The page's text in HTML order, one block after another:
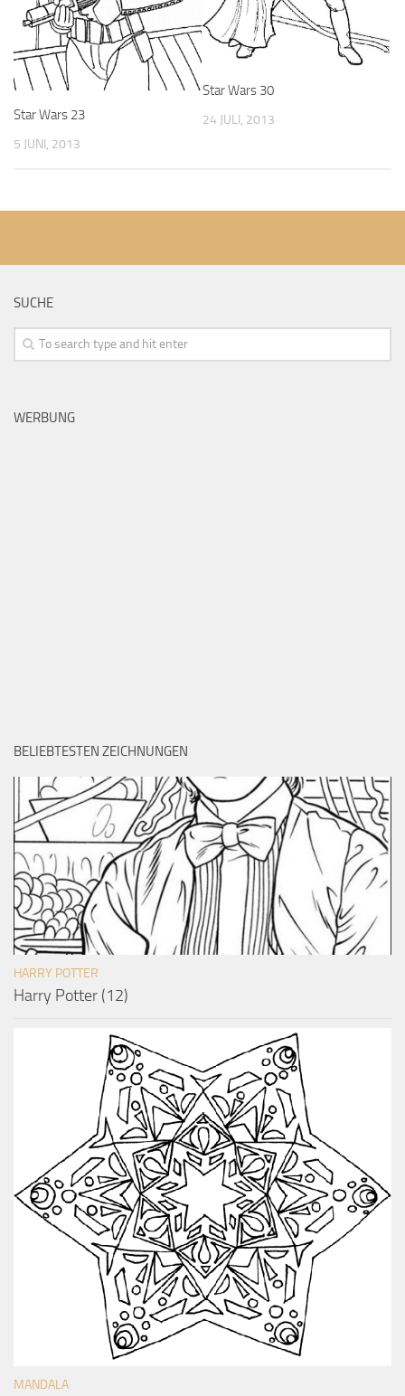
Star Wars 23
5 JUNI, 2013
Star Wars 30
24 JULI, 2013
SUCHE
WERBUNG
BELIEBTESTEN ZEICHNUNGEN
HARRY POTTER
Harry Potter (12)
MANDALA